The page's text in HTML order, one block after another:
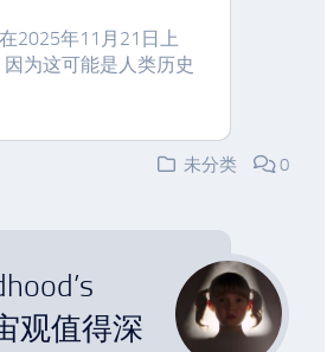
2025年11月21日上
为这可能是人类历史
未分类
0
观值得深